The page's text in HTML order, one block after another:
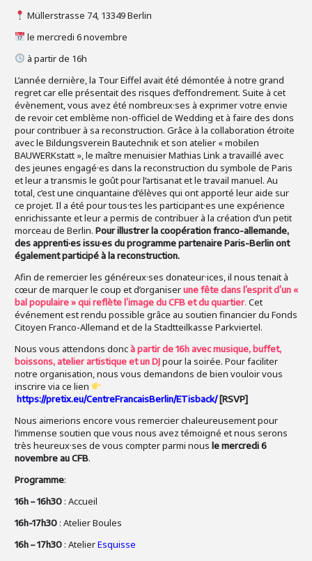
Müllerstrasse 74, 13349 Berlin
le mercredi 6 novembre
à partir de 16h
L’année dernière, la Tour Eiffel avait été démontée à notre grand
regret car elle présentait des risques d’effondrement. Suite à cet
évènement, vous avez été nombreux·ses à exprimer votre envie
de revoir cet emblème non-officiel de Wedding et à faire des dons
pour contribuer à sa reconstruction. Grâce à la collaboration étroite
avec le Bildungsverein Bautechnik et son atelier « mobilen
BAUWERKstatt », le maître menuisier Mathias Link a travaillé avec
des jeunes engagé·es dans la reconstruction du symbole de Paris
et leur a transmis le goût pour l’artisanat et le travail manuel. Au
total, c’est une cinquantaine d’élèves qui ont apporté leur aide sur
ce projet. Il a été pour tous·tes les participant·es une expérience
enrichissante et leur a permis de contribuer à la création d’un petit
morceau de Berlin. Pour illustrer la coopération franco-allemande,
des apprenti·es issu·es du programme partenaire Paris-Berlin ont
également participé à la reconstruction.
Afin de remercier les généreux·ses donateur·ices, il nous tenait à
cœur de marquer le coup et d’organiserune fête dans l’esprit d’un «
bal populaire » qui reflète l’image du CFB et du quartier. Cet
événement est rendu possible grâce au soutien financier du Fonds
Citoyen Franco-Allemand et de la Stadtteilkasse Parkviertel.
Nous vous attendons doncà partir de 16h avec musique, buffet,
boissons, atelier artistique et un DJpour la soirée. Pour faciliter
notre organisation, nous vous demandons de bien vouloir vous
inscrire via ce lien
https://pretix.eu/CentreFrancaisBerlin/ETisback/[RSVP]
Nous aimerions encore vous remercier chaleureusement pour
l’immense soutien que vous nous avez témoigné et nous serons
très heureux·ses de vous compter parmi nous le mercredi 6
novembre au CFB.
Programme:
16h – 16h30: Accueil
16h-17h30: Atelier Boules
16h – 17h30: AtelierEsquisse